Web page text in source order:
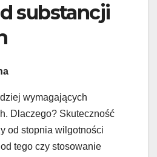
substancji
wymagających
Dlaczego? Skuteczność
od stopnia wilgotności
tego czy stosowanie